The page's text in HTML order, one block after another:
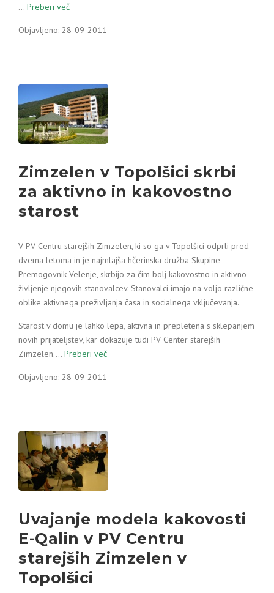
… Preberi več
Objavljeno: 28-09-2011
Zimzelen v Topolšici skrbi
za aktivno in kakovostno
starost
V PV Centru starejših Zimzelen, ki so ga v Topolšici odprli pred
dvema letoma in je najmlajša hčerinska družba Skupine
Premogovnik Velenje, skrbijo za čim bolj kakovostno in aktivno
življenje njegovih stanovalcev. Stanovalci imajo na voljo različne
oblike aktivnega preživljanja časa in socialnega vključevanja.
Starost v domu je lahko lepa, aktivna in prepletena s sklepanjem
novih prijateljstev, kar dokazuje tudi PV Center starejših
Zimzelen.… Preberi več
Objavljeno: 28-09-2011
Uvajanje modela kakovosti
E-Qalin v PV Centru
starejših Zimzelen v
Topolšici